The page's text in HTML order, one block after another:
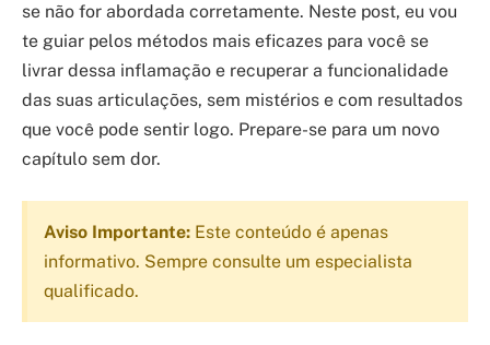
se não for abordada corretamente. Neste post, eu vou
te guiar pelos métodos mais eficazes para você se
livrar dessa inflamação e recuperar a funcionalidade
das suas articulações, sem mistérios e com resultados
que você pode sentir logo. Prepare-se para um novo
capítulo sem dor.
Aviso Importante: Este conteúdo é apenas
informativo. Sempre consulte um especialista
qualificado.